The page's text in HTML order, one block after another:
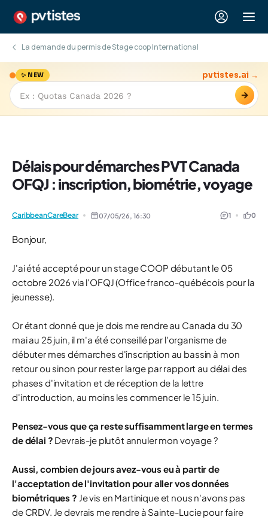
La demande du permis de Stage coop International
✨ NEW
→
pvtistes.ai →
Délais pour démarches PVT Canada
OFQJ : inscription, biométrie, voyage
CaribbeanCareBear 07/05/26, 16:30 1 0
Bonjour,
J'ai été accepté pour un stage COOP débutant le 05
octobre 2026 via l'OFQJ (Office franco-québécois pour la
jeunesse).
Or étant donné que je dois me rendre au Canada du 30
mai au 25 juin, il m'a été conseillé par l'organisme de
débuter mes démarches d'inscription au bassin à mon
retour ou sinon pour rester large par rapport au délai des
phases d'invitation et de réception de la lettre
d'introduction, au moins les commencer le 15 juin.
Pensez-vous que ça reste suffisamment large en termes
de délai ? Devrais-je plutôt annuler mon voyage ?
Aussi, combien de jours avez-vous eu à partir de
l'acceptation de l'invitation pour aller vos données
biométriques ? Je vis en Martinique et nous n'avons pas
de CRDV. Je devrais me rendre à Sainte-Lucie pour faire